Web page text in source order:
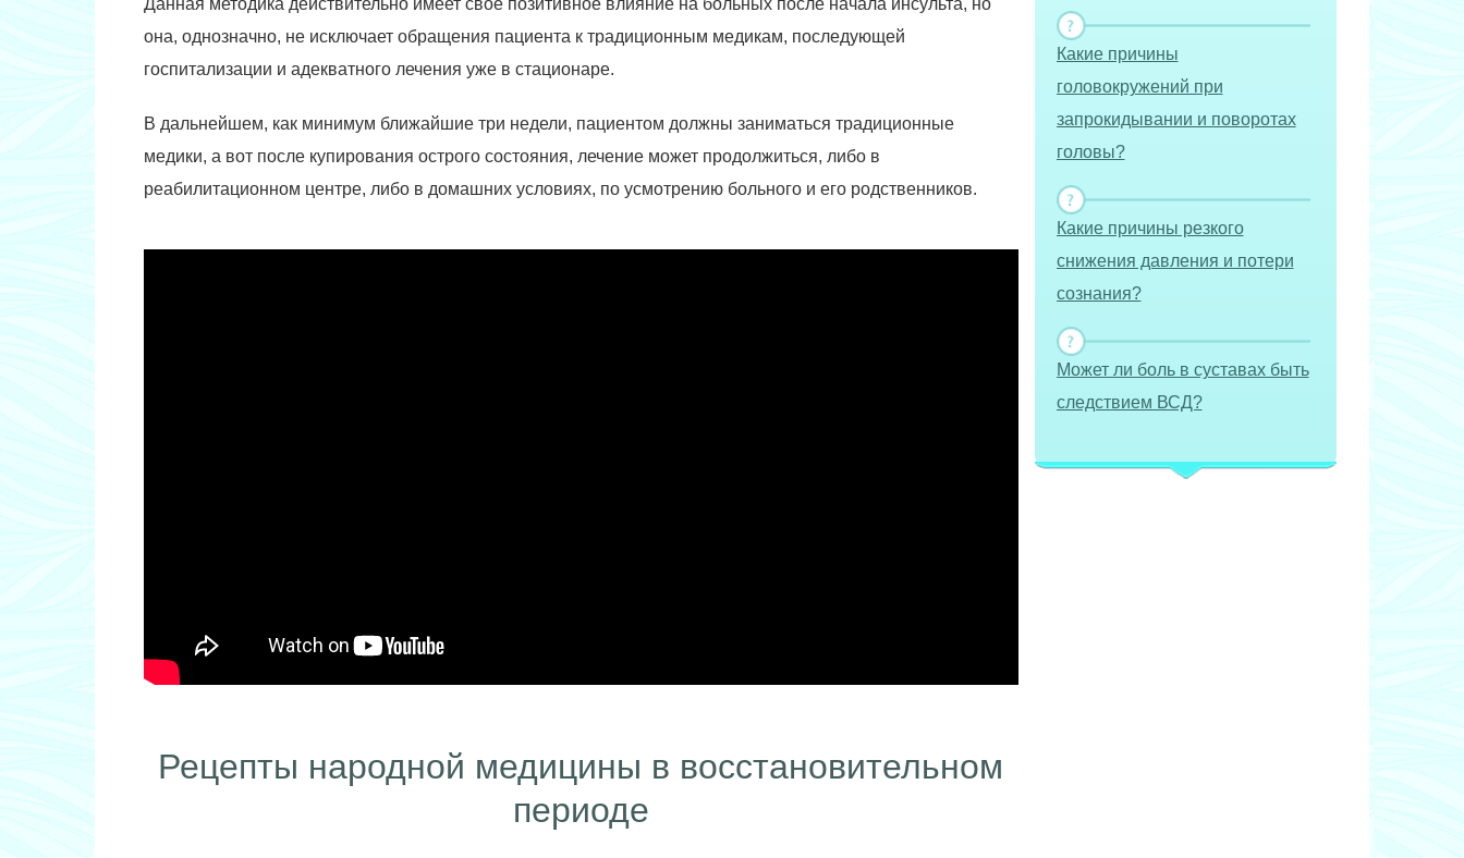
Данная методика действительно имеет свое позитивное влияние на больных после начала инсульта, но
она, однозначно, не исключает обращения пациента к традиционным медикам, последующей
госпитализации и адекватного лечения уже в стационаре.
В дальнейшем, как минимум ближайшие три недели, пациентом должны заниматься традиционные
медики, а вот после купирования острого состояния, лечение может продолжиться, либо в
реабилитационном центре, либо в домашних условиях, по усмотрению больного и его родственников.
Рецепты народной медицины в восстановительном
периоде
Какие причины
головокружений при
запрокидывании и поворотах
головы?
Какие причины резкого
снижения давления и потери
сознания?
Может ли боль в суставах быть
следствием ВСД?